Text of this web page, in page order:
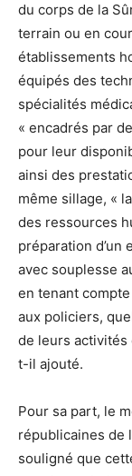
du corps de la
terrain ou en
établissements
équipés des
spécialités
« encadrés par
pour leur
ainsi des
même sillage, «
des ressources
préparation d’un
avec souplesse
en tenant
aux policiers,
de leurs activités
t-il ajouté.
Pour sa part, le
républicaines de
souligné que